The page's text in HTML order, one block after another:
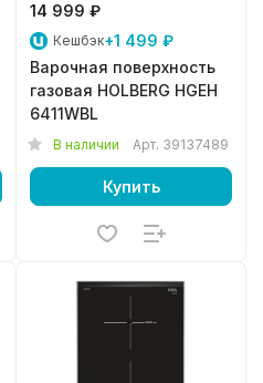
14 999 ₽
Кешбэк+1 499 ₽
Варочная поверхность
газовая HOLBERG HGEH
6411WBL
В наличии Арт. 39137489
Купить